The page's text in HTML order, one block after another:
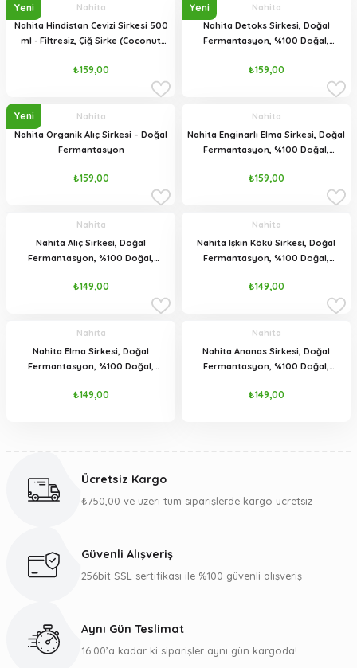
Yeni
Nahita
Nahita Hindistan Cevizi Sirkesi 500
ml - Filtresiz, Çiğ Sirke (Coconut
₺159,00
Yeni
Nahita
Nahita Detoks Sirkesi, Doğal
Fermantasyon, %100 Doğal,
₺159,00
Yeni
Nahita
Nahita Organik Alıç Sirkesi – Doğal
Fermantasyon
₺159,00
Nahita
Nahita Enginarlı Elma Sirkesi, Doğal
Fermantasyon, %100 Doğal,
₺159,00
Nahita
Nahita Alıç Sirkesi, Doğal
Fermantasyon, %100 Doğal,
₺149,00
Nahita
Nahita Işkın Kökü Sirkesi, Doğal
Fermantasyon, %100 Doğal,
₺149,00
Nahita
Nahita Elma Sirkesi, Doğal
Fermantasyon, %100 Doğal,
₺149,00
Nahita
Nahita Ananas Sirkesi, Doğal
Fermantasyon, %100 Doğal,
₺149,00
Ücretsiz Kargo
₺750,00 ve üzeri tüm siparişlerde kargo ücretsiz
Güvenli Alışveriş
256bit SSL sertifikası ile %100 güvenli alışveriş
Aynı Gün Teslimat
16:00’a kadar ki siparişler aynı gün kargoda!